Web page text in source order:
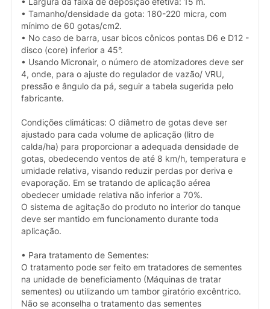
• Tamanho/densidade da gota: 180-220 micra, com
mínimo de 60 gotas/cm2.
• No caso de barra, usar bicos cônicos pontas D6 e D12 -
disco (core) inferior a 45°.
• Usando Micronair, o número de atomizadores deve ser
4, onde, para o ajuste do regulador de vazão/ VRU,
pressão e ângulo da pá, seguir a tabela sugerida pelo
fabricante.
Condições climáticas: O diâmetro de gotas deve ser
ajustado para cada volume de aplicação (litro de
calda/ha) para proporcionar a adequada densidade de
gotas, obedecendo ventos de até 8 km/h, temperatura e
umidade relativa, visando reduzir perdas por deriva e
evaporação. Em se tratando de aplicação aérea
obedecer umidade relativa não inferior a 70%.
O sistema de agitação do produto no interior do tanque
deve ser mantido em funcionamento durante toda
aplicação.
• Para tratamento de Sementes:
O tratamento pode ser feito em tratadores de sementes
na unidade de beneficiamento (Máquinas de tratar
sementes) ou utilizando um tambor giratório excêntrico.
Não se aconselha o tratamento das sementes